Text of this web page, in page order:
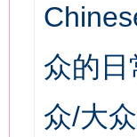
众的日
众/大
网上购